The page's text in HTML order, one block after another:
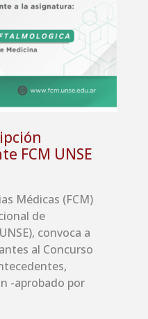
FCM UNSE
Médicas (FCM)
de
convoca a
al Concurso
-aprobado por